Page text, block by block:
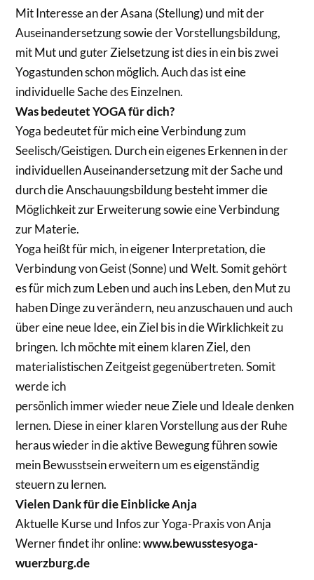
Mit Interesse an der Asana (Stellung) und mit der
Auseinandersetzung sowie der Vorstellungsbildung,
mit Mut und guter Zielsetzung ist dies in ein bis zwei
Yogastunden schon möglich. Auch das ist eine
individuelle Sache des Einzelnen.
Was bedeutet YOGA für dich?
Yoga bedeutet für mich eine Verbindung zum
Seelisch/Geistigen. Durch ein eigenes Erkennen in der
individuellen Auseinandersetzung mit der Sache und
durch die Anschauungsbildung besteht immer die
Möglichkeit zur Erweiterung sowie eine Verbindung
zur Materie.
Yoga heißt für mich, in eigener Interpretation, die
Verbindung von Geist (Sonne) und Welt. Somit gehört
es für mich zum Leben und auch ins Leben, den Mut zu
haben Dinge zu verändern, neu anzuschauen und auch
über eine neue Idee, ein Ziel bis in die Wirklichkeit zu
bringen. Ich möchte mit einem klaren Ziel, den
materialistischen Zeitgeist gegenübertreten. Somit
werde ich
persönlich immer wieder neue Ziele und Ideale denken
lernen. Diese in einer klaren Vorstellung aus der Ruhe
heraus wieder in die aktive Bewegung führen sowie
mein Bewusstsein erweitern um es eigenständig
steuern zu lernen.
Vielen Dank für die Einblicke Anja
Aktuelle Kurse und Infos zur Yoga-Praxis von Anja
Werner findet ihr online:www.bewusstesyoga-
wuerzburg.de